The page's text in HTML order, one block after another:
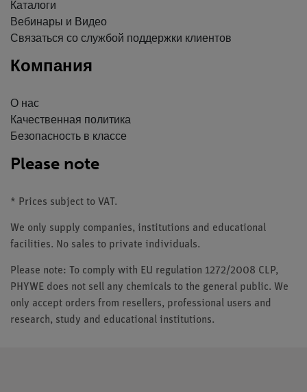
Каталоги
Вебинары и Видео
Связаться со службой поддержки клиентов
Компания
О нас
Качественная политика
Безопасность в классе
Please note
* Prices subject to VAT.
We only supply companies, institutions and educational
facilities. No sales to private individuals.
Please note: To comply with EU regulation 1272/2008 CLP,
PHYWE does not sell any chemicals to the general public. We
only accept orders from resellers, professional users and
research, study and educational institutions.